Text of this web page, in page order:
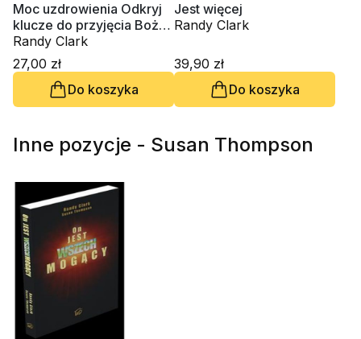
Moc uzdrowienia Odkryj
klucze do przyjęcia Bożej
mocy uzdrowienia
Randy Clark
27,00 zł
Do koszyka
Jest więcej
Randy Clark
39,90 zł
Do koszyka
Inne pozycje - Susan Thompson